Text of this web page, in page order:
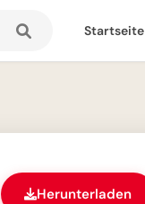
Startseite
Herunterladen